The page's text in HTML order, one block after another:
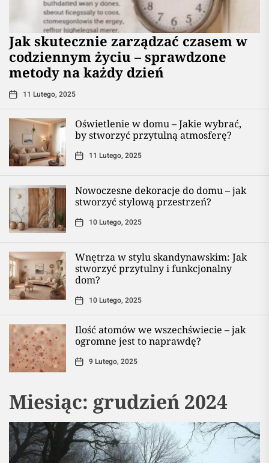
Jak skutecznie zarządzać czasem w
codziennym życiu – sprawdzone
metody na każdy dzień
11 Lutego, 2025
Oświetlenie w domu – Jakie wybrać,
by stworzyć przytulną atmosferę?
11 Lutego, 2025
Nowoczesne dekoracje do domu – jak
stworzyć stylową przestrzeń?
10 Lutego, 2025
Wnętrza w stylu skandynawskim: Jak
stworzyć przytulny i funkcjonalny
dom?
10 Lutego, 2025
Ilość atomów we wszechświecie – jak
ogromne jest to naprawdę?
9 Lutego, 2025
Miesiąc: grudzień 2024